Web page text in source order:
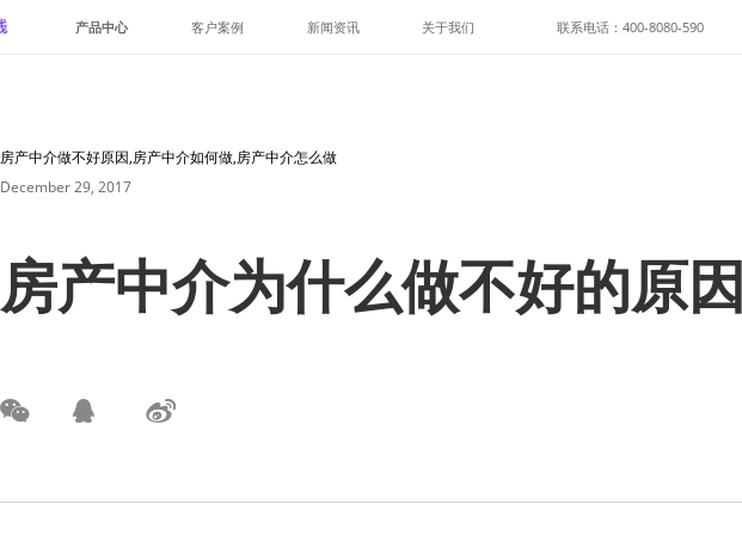
产品中心 客户案例 新闻资讯 关于我们 联系电话：400-8080-590
房产中介做不好原因,房产中介如何做,房产中介怎么做
December 29, 2017
房产中介为什么做不好的原因